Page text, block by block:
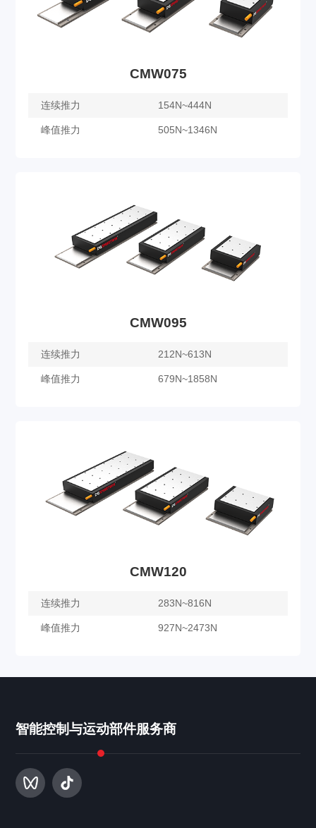
CMW075
连续推力 154N~444N
峰值推力 505N~1346N
了解更多
CMW095
连续推力 212N~613N
峰值推力 679N~1858N
了解更多
CMW120
连续推力 283N~816N
峰值推力 927N~2473N
了解更多
智能控制与运动部件服务商